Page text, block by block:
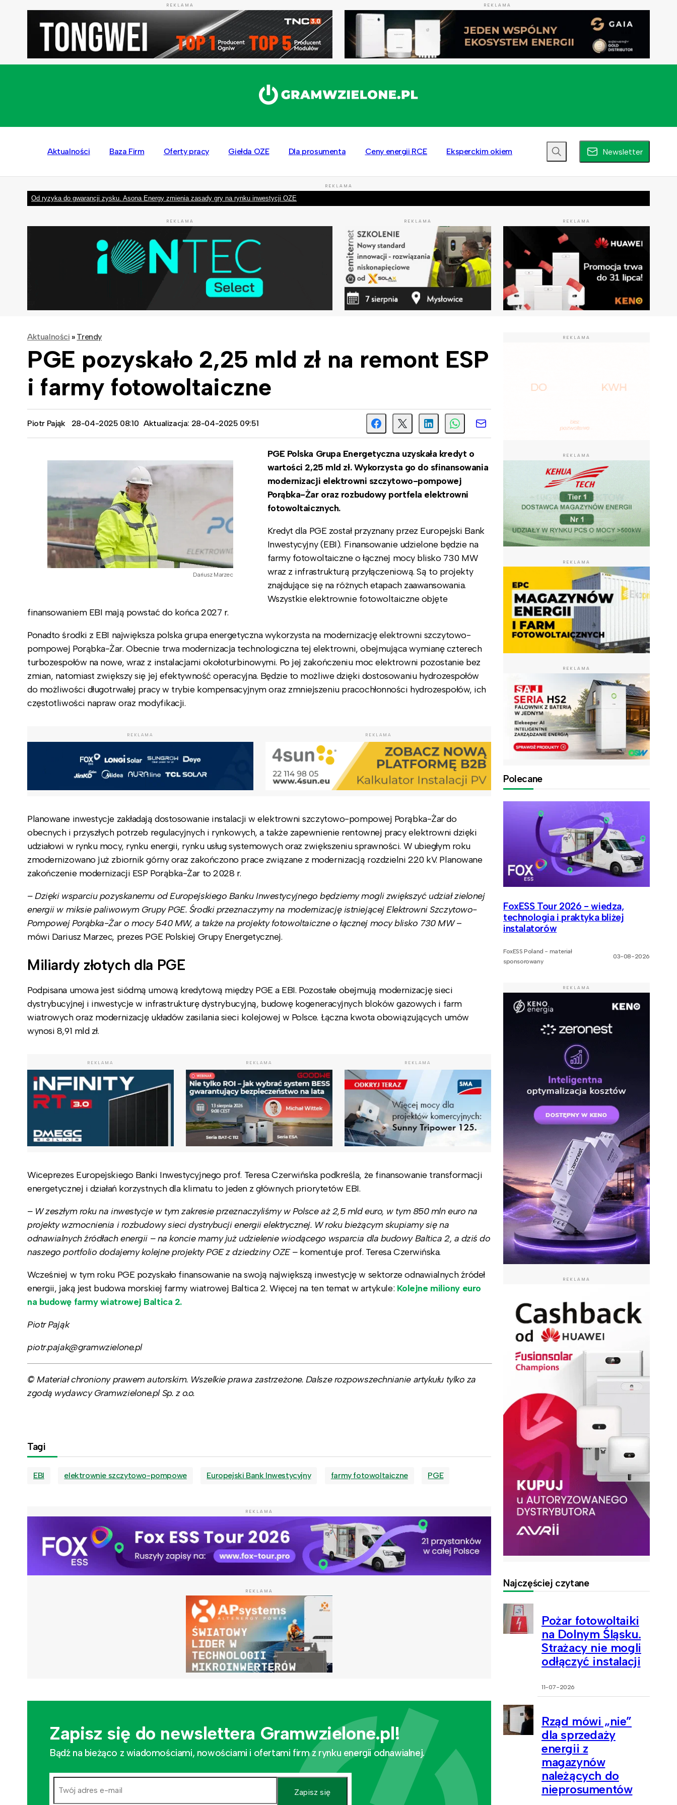
REKLAMA REKLAMA
Aktualności Baza Firm Oferty pracy Giełda OZE Dla prosumenta Ceny energii RCE Eksperckim okiem Newsletter
REKLAMA
Od ryzyka do gwarancji zysku. Asona Energy zmienia zasady gry na rynku inwestycji OZE
REKLAMA REKLAMA REKLAMA
Aktualności » Trendy
PGE pozyskało 2,25 mld zł na remont ESP
i farmy fotowoltaiczne
Piotr Pająk 28-04-2025 08:10 Aktualizacja: 28-04-2025 09:51
Dariusz Marzec
PGE Polska Grupa Energetyczna uzyskała kredyt o
wartości 2,25 mld zł. Wykorzysta go do sfinansowania
modernizacji elektrowni szczytowo-pompowej
Porąbka-Żar oraz rozbudowy portfela elektrowni
fotowoltaicznych.
Kredyt dla PGE został przyznany przez Europejski Bank
Inwestycyjny (EBI). Finansowanie udzielone będzie na
farmy fotowoltaiczne o łącznej mocy blisko 730 MW
wraz z infrastrukturą przyłączeniową. Są to projekty
znajdujące się na różnych etapach zaawansowania.
Wszystkie elektrownie fotowoltaiczne objęte
finansowaniem EBI mają powstać do końca 2027 r.
Ponadto środki z EBI największa polska grupa energetyczna wykorzysta na modernizację elektrowni szczytowo-
pompowej Porąbka-Żar. Obecnie trwa modernizacja technologiczna tej elektrowni, obejmująca wymianę czterech
turbozespołów na nowe, wraz z instalacjami okołoturbinowymi. Po jej zakończeniu moc elektrowni pozostanie bez
zmian, natomiast zwiększy się jej efektywność operacyjna. Będzie to możliwe dzięki dostosowaniu hydrozespołów
do możliwości długotrwałej pracy w trybie kompensacyjnym oraz zmniejszeniu pracochłonności hydrozespołów, ich
częstotliwości napraw oraz modyfikacji.
REKLAMA REKLAMA
Planowane inwestycje zakładają dostosowanie instalacji w elektrowni szczytowo-pompowej Porąbka-Żar do
obecnych i przyszłych potrzeb regulacyjnych i rynkowych, a także zapewnienie rentownej pracy elektrowni dzięki
udziałowi w rynku mocy, rynku energii, rynku usług systemowych oraz zwiększeniu sprawności. W ubiegłym roku
zmodernizowano już zbiornik górny oraz zakończono prace związane z modernizacją rozdzielni 220 kV. Planowane
zakończenie modernizacji ESP Porąbka-Żar to 2028 r.
– Dzięki wsparciu pozyskanemu od Europejskiego Banku Inwestycyjnego będziemy mogli zwiększyć udział zielonej
energii w miksie paliwowym Grupy PGE. Środki przeznaczymy na modernizację istniejącej Elektrowni Szczytowo-
Pompowej Porąbka-Żar o mocy 540 MW, a także na projekty fotowoltaiczne o łącznej mocy blisko 730 MW–
mówi Dariusz Marzec, prezes PGE Polskiej Grupy Energetycznej.
Miliardy złotych dla PGE
Podpisana umowa jest siódmą umową kredytową między PGE a EBI. Pozostałe obejmują modernizację sieci
dystrybucyjnej i inwestycje w infrastrukturę dystrybucyjną, budowę kogeneracyjnych bloków gazowych i farm
wiatrowych oraz modernizację układów zasilania sieci kolejowej w Polsce. Łączna kwota obowiązujących umów
wynosi 8,91 mld zł.
REKLAMA REKLAMA REKLAMA
Wiceprezes Europejskiego Banki Inwestycyjnego prof. Teresa Czerwińska podkreśla, że finansowanie transformacji
energetycznej i działań korzystnych dla klimatu to jeden z głównych priorytetów EBI.
– W zeszłym roku na inwestycje w tym zakresie przeznaczyliśmy w Polsce aż 2,5 mld euro, w tym 850 mln euro na
projekty wzmocnienia i rozbudowy sieci dystrybucji energii elektrycznej. W roku bieżącym skupiamy się na
odnawialnych źródłach energii – na koncie mamy już udzielenie wiodącego wsparcia dla budowy Baltica 2, a dziś do
naszego portfolio dodajemy kolejne projekty PGE z dziedziny OZE – komentuje prof. Teresa Czerwińska.
Wcześniej w tym roku PGE pozyskało finansowanie na swoją największą inwestycję w sektorze odnawialnych źródeł
energii, jaką jest budowa morskiej farmy wiatrowej Baltica 2. Więcej na ten temat w artykule: Kolejne miliony euro
na budowę farmy wiatrowej Baltica 2.
Piotr Pająk
piotr.pajak@gramwzielone.pl
© Materiał chroniony prawem autorskim. Wszelkie prawa zastrzeżone. Dalsze rozpowszechnianie artykułu tylko za
zgodą wydawcy Gramwzielone.pl Sp. z o.o.
Tagi
EBI elektrownie szczytowo-pompowe Europejski Bank Inwestycyjny farmy fotowoltaiczne PGE
REKLAMA
REKLAMA
Zapisz się do newslettera Gramwzielone.pl!
Bądź na bieżąco z wiadomościami, nowościami i ofertami firm z rynku energii odnawialnej.
Zapisz się
REKLAMA
REKLAMA
REKLAMA
REKLAMA
Polecane
FoxESS Tour 2026 - wiedza,
technologia i praktyka bliżej
instalatorów
FoxESS Poland - materiał
sponsorowany
03-08-2026
REKLAMA
REKLAMA
Najczęściej czytane
Pożar fotowoltaiki
na Dolnym Śląsku.
Strażacy nie mogli
odłączyć instalacji
11-07-2026
Rząd mówi „nie”
dla sprzedaży
energii z
magazynów
należących do
nieprosumentów